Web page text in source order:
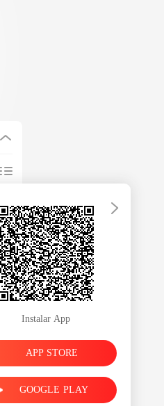
Instalar App
APP STORE
GOOGLE PLAY